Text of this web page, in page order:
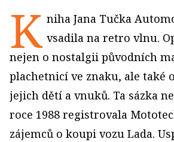
K niha Jana Tučka
vsadila na retro vlnu.
nejen o nostalgii původních
plachetnicí ve znaku, ale také
jejich dětí a vnuků. Ta sázka
roce 1988 registrovala
zájemců o koupi vozu Lada.